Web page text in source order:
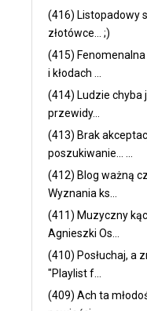
(416) Listopadowy
złotówce... ;)
(415)
i kłodach ...
(414) Ludzie chyba
przewidy...
(413) Brak
poszukiwanie... ...
(412) Blog ważną
Wyznania ks...
(411) Muzyczny
Agnieszki Os...
(410) Posłuchaj, a
"Playlist f...
(409) Ach ta